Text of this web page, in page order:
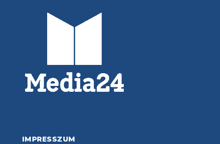
IMPRESSZUM